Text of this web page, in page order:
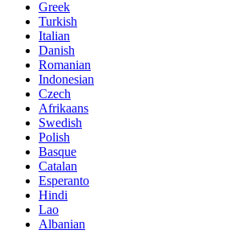
Greek
Turkish
Italian
Danish
Romanian
Indonesian
Czech
Afrikaans
Swedish
Polish
Basque
Catalan
Esperanto
Hindi
Lao
Albanian